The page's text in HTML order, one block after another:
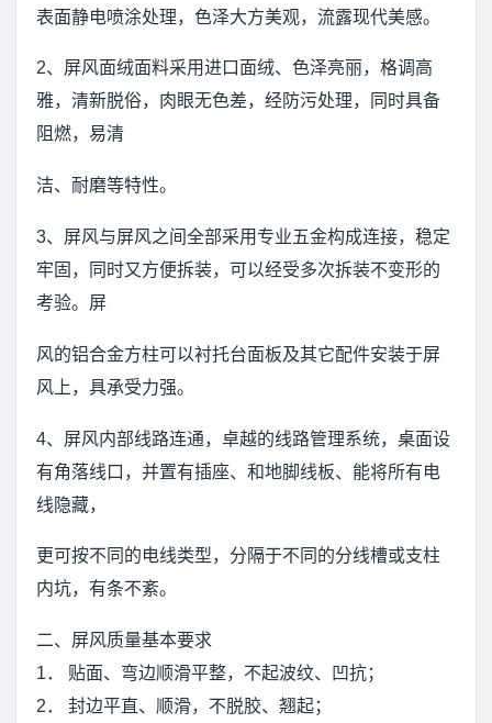
表面静电喷涂处理，色泽大方美观，流露现代美感。
2、屏风面绒面料采用进口面绒、色泽亮丽，格调高
雅，清新脱俗，肉眼无色差，经防污处理，同时具备
阻燃，易清
洁、耐磨等特性。
3、屏风与屏风之间全部采用专业五金构成连接，稳定
牢固，同时又方便拆装，可以经受多次拆装不变形的
考验。屏
风的铝合金方柱可以衬托台面板及其它配件安装于屏
风上，具承受力强。
4、屏风内部线路连通，卓越的线路管理系统，桌面设
有角落线口，并置有插座、和地脚线板、能将所有电
线隐藏，
更可按不同的电线类型，分隔于不同的分线槽或支柱
内坑，有条不紊。
二、屏风质量基本要求
1． 贴面、弯边顺滑平整，不起波纹、凹抗；
2． 封边平直、顺滑，不脱胶、翘起；